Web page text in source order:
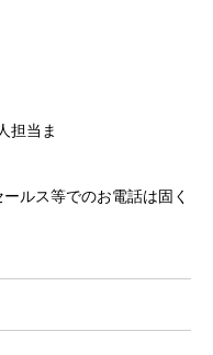
担当ま
)
のお電話は固く